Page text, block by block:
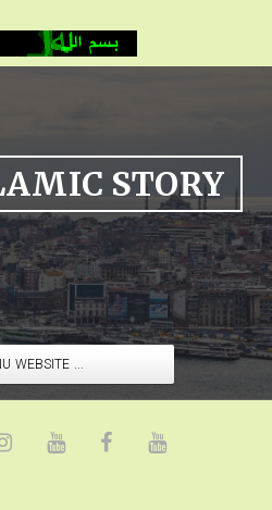
STORY
WEBSITE ...